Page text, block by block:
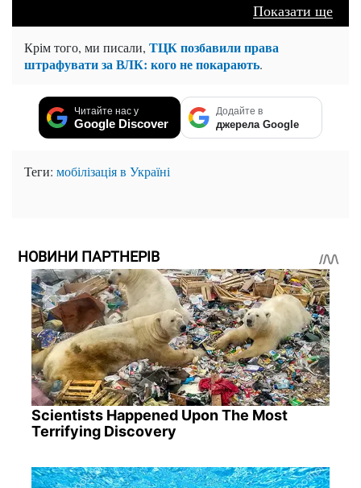
Показати ще
Крім того, ми писали, ТЦК позбавили права
штрафувати за ВЛК: кого не покарають.
Читайте нас у
Google Discover
Додайте в
джерела Google
Теги: мобілізація в Україні
НОВИНИ ПАРТНЕРІВ
Scientists Happened Upon The Most
Terrifying Discovery